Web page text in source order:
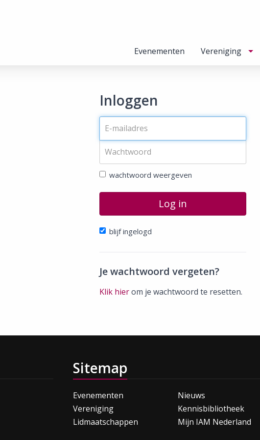
Evenementen Vereniging
Inloggen
wachtwoord weergeven
Log in
blijf ingelogd
Je wachtwoord vergeten?
Klik hierom je wachtwoord te resetten.
Sitemap
Evenementen
Vereniging
Lidmaatschappen
Nieuws
Kennisbibliotheek
Mijn IAM Nederland